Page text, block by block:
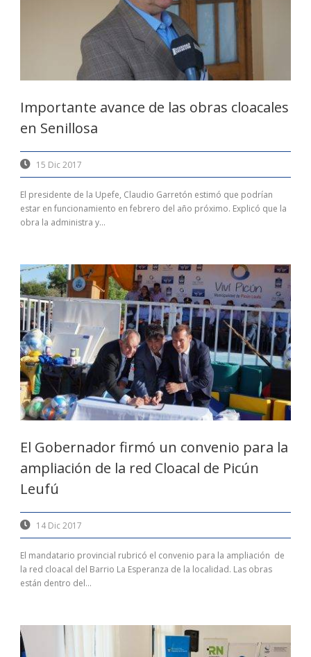
Importante avance de las obras cloacales
en Senillosa
15 Dic 2017
El presidente de la Upefe, Claudio Garretón estimó que podrían
estar en funcionamiento en febrero del año próximo. Explicó que la
obra la administra y...
El Gobernador firmó un convenio para la
ampliación de la red Cloacal de Picún
Leufú
14 Dic 2017
El mandatario provincial rubricó el convenio para la ampliación de
la red cloacal del Barrio La Esperanza de la localidad. Las obras
están dentro del...